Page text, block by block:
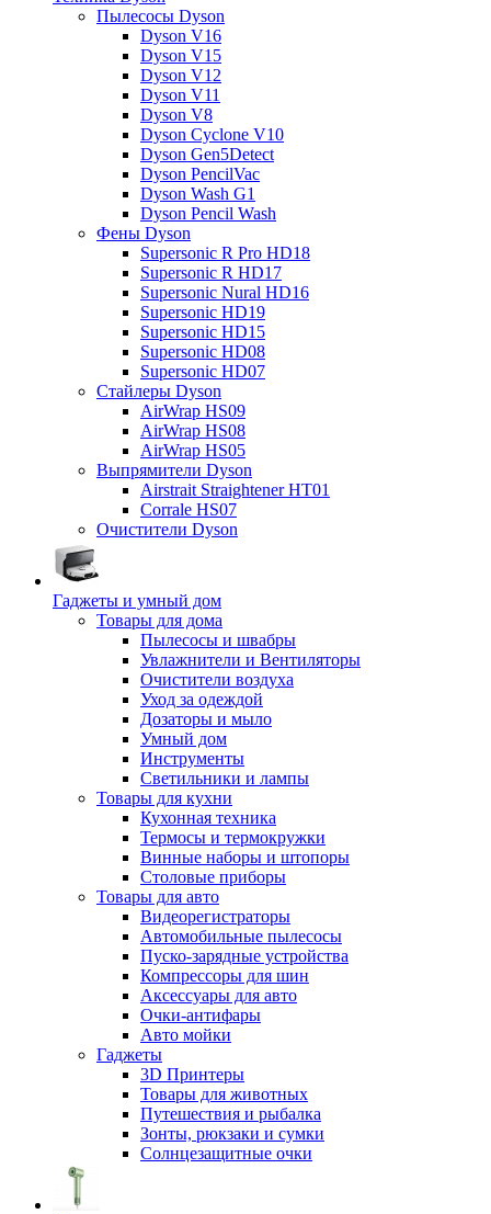
Пылесосы Dyson
Dyson V16
Dyson V15
Dyson V12
Dyson V11
Dyson V8
Dyson Cyclone V10
Dyson Gen5Detect
Dyson PencilVac
Dyson Wash G1
Dyson Pencil Wash
Фены Dyson
Supersonic R Pro HD18
Supersonic R HD17
Supersonic Nural HD16
Supersonic HD19
Supersonic HD15
Supersonic HD08
Supersonic HD07
Стайлеры Dyson
AirWrap HS09
AirWrap HS08
AirWrap HS05
Выпрямители Dyson
Airstrait Straightener HT01
Corrale HS07
Очистители Dyson
Гаджеты и умный дом
Товары для дома
Пылесосы и швабры
Увлажнители и Вентиляторы
Очистители воздуха
Уход за одеждой
Дозаторы и мыло
Умный дом
Инструменты
Светильники и лампы
Товары для кухни
Кухонная техника
Термосы и термокружки
Винные наборы и штопоры
Столовые приборы
Товары для авто
Видеорегистраторы
Автомобильные пылесосы
Пуско-зарядные устройства
Компрессоры для шин
Аксессуары для авто
Очки-антифары
Авто мойки
Гаджеты
3D Принтеры
Товары для животных
Путешествия и рыбалка
Зонты, рюкзаки и сумки
Солнцезащитные очки